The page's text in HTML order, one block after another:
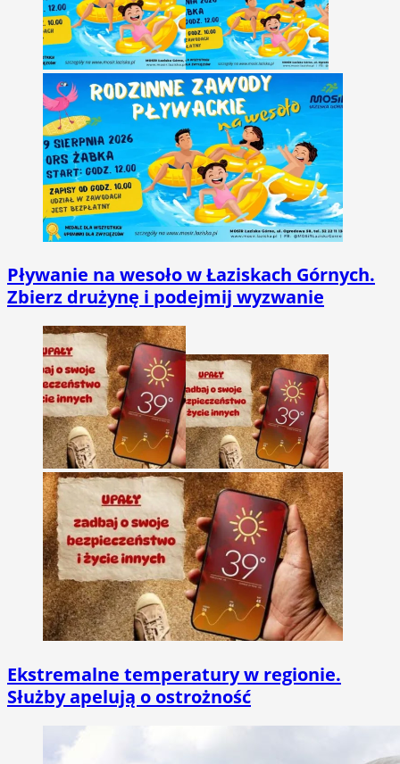
Pływanie na wesoło w Łaziskach Górnych.
Zbierz drużynę i podejmij wyzwanie
Ekstremalne temperatury w regionie.
Służby apelują o ostrożność